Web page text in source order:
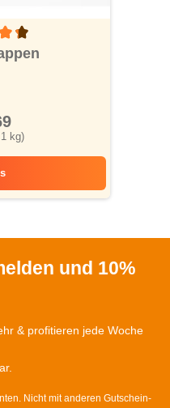
Bewertung von 4.1 von 5
kg)
und 10%
& profitieren jede Woche
Nicht mit anderen Gutschein-